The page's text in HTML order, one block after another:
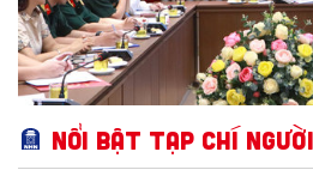
Nổi bật Tạp chí